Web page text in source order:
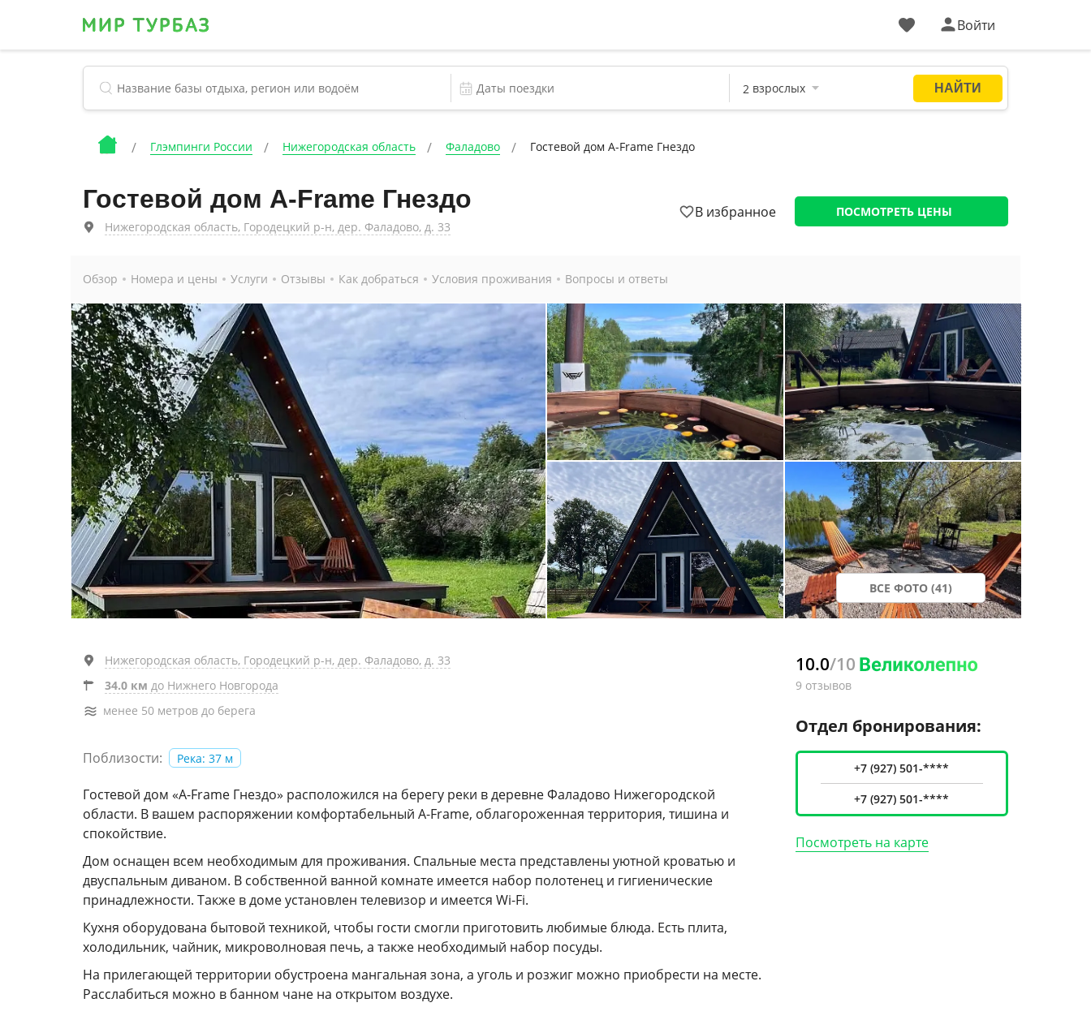
Войти
Глэмпинги России Нижегородская область Фаладово Гостевой дом A-Frame Гнездо
Гостевой дом A-Frame Гнездо
Нижегородская область, Городецкий р-н, дер. Фаладово, д. 33
В избранное ПОСМОТРЕТЬ ЦЕНЫ
Обзор Номера и цены Услуги Отзывы Как добраться Условия проживания Вопросы и ответы
ВСЕ ФОТО (41)
Нижегородская область, Городецкий р-н, дер. Фаладово, д. 33
34.0 км до Нижнего Новгорода
менее 50 метров до берега
Поблизости: Река: 37 м
Гостевой дом «A-Frame Гнездо» расположился на берегу реки в деревне Фаладово Нижегородской
области. В вашем распоряжении комфортабельный A-Frame, облагороженная территория, тишина и
спокойствие.
Дом оснащен всем необходимым для проживания. Спальные места представлены уютной кроватью и
двуспальным диваном. В собственной ванной комнате имеется набор полотенец и гигиенические
принадлежности. Также в доме установлен телевизор и имеется Wi-Fi.
Кухня оборудована бытовой техникой, чтобы гости смогли приготовить любимые блюда. Есть плита,
холодильник, чайник, микроволновая печь, а также необходимый набор посуды.
На прилегающей территории обустроена мангальная зона, а уголь и розжиг можно приобрести на месте.
Расслабиться можно в банном чане на открытом воздухе.
10.0/10
9 отзывов
Отдел бронирования:
+7 (927) 501-****
+7 (927) 501-****
Посмотреть на карте